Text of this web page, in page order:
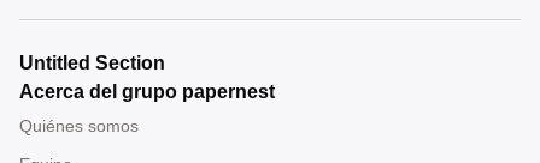
Untitled Section
Acerca del grupo papernest
Quiénes somos